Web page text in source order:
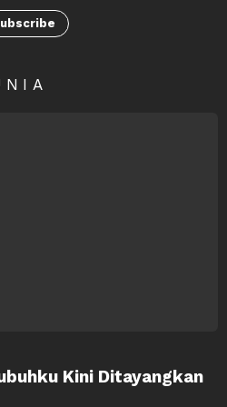
Kini Ditayangkan